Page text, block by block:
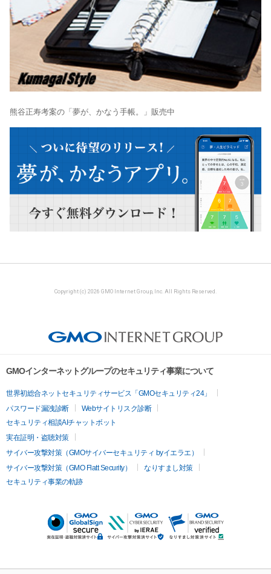
熊谷正寿考案の「夢が、かなう手帳。」販売中
Copyright (c) 2026 GMO Internet Group, Inc. All Rights Reserved.
GMOインターネットグループのセキュリティ事業について
世界初総合ネットセキュリティサービス「GMOセキュリティ24」
パスワード漏洩診断
Webサイトリスク診断
セキュリティ相談AIチャットボット
実在証明・盗聴対策
サイバー攻撃対策（GMOサイバーセキュリティ byイエラエ）
サイバー攻撃対策（GMO Flatt Security）
なりすまし対策
セキュリティ事業の軌跡